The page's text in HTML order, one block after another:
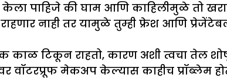
केला पाहिजे की घाम आणि काहिलीमुळे तो
नाही तर यामुळे तुम्ही फ्रेश आणि
काळ टिकून राहतो, कारण अशी त्वचा तेल
वॉटरप्रूफ मेकअप केल्यास काहीच